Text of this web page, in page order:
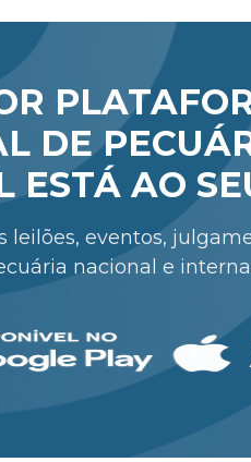
DE
ESTÁ AO
leilões, eventos,
nacional e